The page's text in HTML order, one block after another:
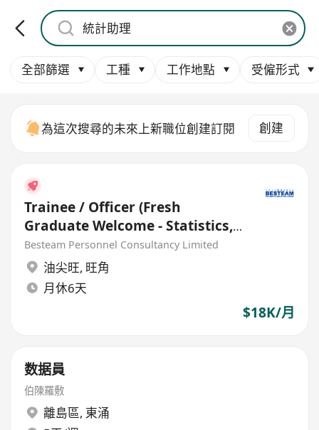
全部篩選 工種 工作地點 受僱形式
為這次搜尋的未來上新職位創建訂閱 創建
Trainee / Officer (Fresh
Graduate Welcome - Statistics,
Mathematics) 18K
Besteam Personnel Consultancy Limited
油尖旺, 旺角
月休6天
$18K/月
数据員
伯陳羅敷
離島區, 東涌